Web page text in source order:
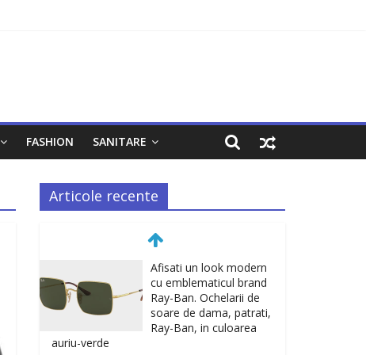
FASHION SANITARE
Articole recente
Afisati un look modern
cu emblematicul brand
Ray-Ban. Ochelarii de
soare de dama, patrati,
Ray-Ban, in culoarea
auriu-verde